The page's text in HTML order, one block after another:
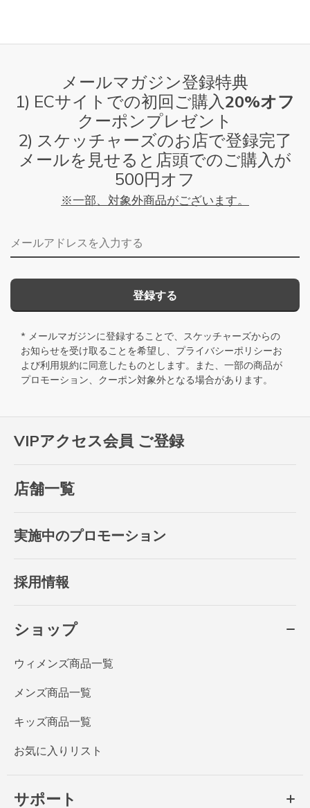
VIPアクセス会員 ご登録
店舗一覧
実施中のプロモーション
採用情報
ショップ
ウィメンズ商品一覧
メンズ商品一覧
キッズ商品一覧
お気に入りリスト
サポート
メールマガジン登録特典
1) ECサイトでの初回ご購入20%オフ
クーポンプレゼント
2) スケッチャーズのお店で登録完了
メールを見せると店頭でのご購入が
500円オフ
※一部、対象外商品がございます。
メールアドレス
登録する
* メールマガジンに登録することで、スケッチャーズからの
お知らせを受け取ることを希望し、 プライバシーポリシーお
よび利用規約に同意したものとします。また、一部の商品が
プロモーション、クーポン対象外となる場合があります。